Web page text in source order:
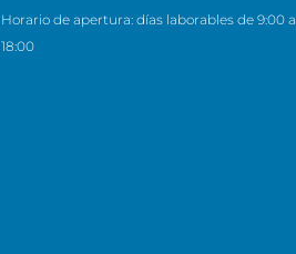
Horario de apertura: días laborables de 9:00 a
18:00